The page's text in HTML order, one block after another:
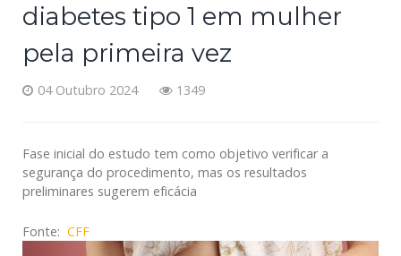
diabetes tipo 1 em mulher
pela primeira vez
04 Outubro 2024 1349
Fase inicial do estudo tem como objetivo verificar a
segurança do procedimento, mas os resultados
preliminares sugerem eficácia
Fonte: CFF